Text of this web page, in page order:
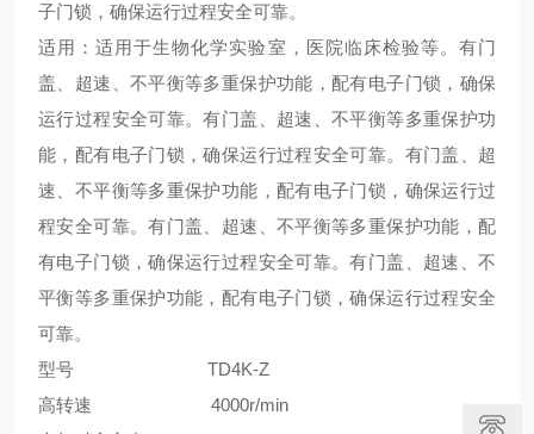
子门锁，确保运行过程安全可靠。
适用：适用于生物化学实验室，医院临床检验等。有门
盖、超速、不平衡等多重保护功能，配有电子门锁，确保
运行过程安全可靠。有门盖、超速、不平衡等多重保护功
能，配有电子门锁，确保运行过程安全可靠。有门盖、超
速、不平衡等多重保护功能，配有电子门锁，确保运行过
程安全可靠。有门盖、超速、不平衡等多重保护功能，配
有电子门锁，确保运行过程安全可靠。有门盖、超速、不
平衡等多重保护功能，配有电子门锁，确保运行过程安全
可靠。
型号 TD4K-Z
高转速 4000r/min